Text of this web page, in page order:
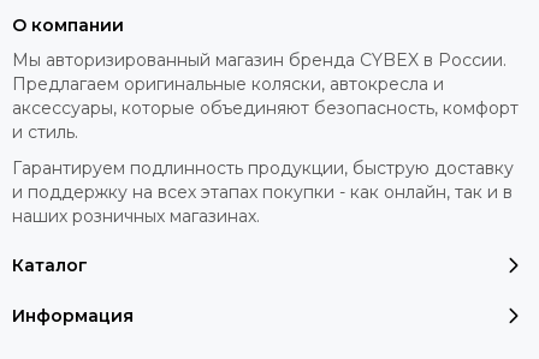
Каталог
Информация
О компании
Мы авторизированный магазин бренда CYBEX в России.
Предлагаем оригинальные коляски, автокресла и
аксессуары, которые объединяют безопасность, комфорт
и стиль.
Гарантируем подлинность продукции, быструю доставку
и поддержку на всех этапах покупки - как онлайн, так и в
наших розничных магазинах.